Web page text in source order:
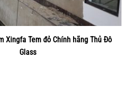
Xingfa Tem đỏ Chính hãng Thủ Đô
Glass